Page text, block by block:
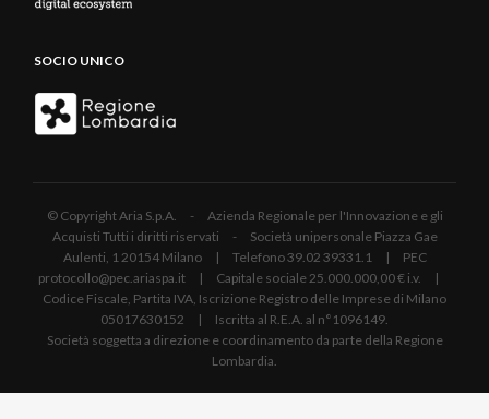
SOCIO UNICO
© Copyright Aria S.p.A. - Azienda Regionale per l'Innovazione e gli
Acquisti Tutti i diritti riservati - Società unipersonale Piazza Gae
Aulenti, 1 20154 Milano | Telefono 39.02 39331.1 | PEC
protocollo@pec.ariaspa.it | Capitale sociale 25.000.000,00 € i.v. |
Codice Fiscale, Partita IVA, Iscrizione Registro delle Imprese di Milano
05017630152 | Iscritta al R.E.A. al n°1096149.
Società soggetta a direzione e coordinamento da parte della Regione
Lombardia.